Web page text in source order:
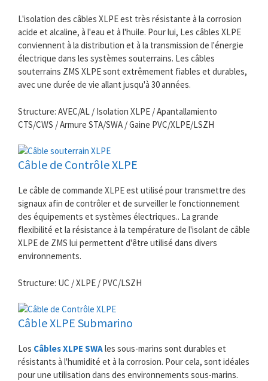
L'isolation des câbles XLPE est très résistante à la corrosion
acide et alcaline, à l'eau et à l'huile. Pour lui, Les câbles XLPE
conviennent à la distribution et à la transmission de l'énergie
électrique dans les systèmes souterrains. Les câbles
souterrains ZMS XLPE sont extrêmement fiables et durables,
avec une durée de vie allant jusqu'à 30 années.
Structure: AVEC/AL / Isolation XLPE / Apantallamiento
CTS/CWS / Armure STA/SWA / Gaine PVC/XLPE/LSZH
Câble de Contrôle XLPE
Le câble de commande XLPE est utilisé pour transmettre des
signaux afin de contrôler et de surveiller le fonctionnement
des équipements et systèmes électriques.. La grande
flexibilité et la résistance à la température de l'isolant de câble
XLPE de ZMS lui permettent d'être utilisé dans divers
environnements.
Structure: UC / XLPE / PVC/LSZH
Câble XLPE Submarino
Los Câbles XLPE SWAles sous-marins sont durables et
résistants à l'humidité et à la corrosion. Pour cela, sont idéales
pour une utilisation dans des environnements sous-marins.